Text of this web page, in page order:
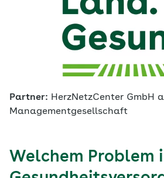
Partner: HerzNetzCenter GmbH
Managementgesellschaft
Welchem Problem